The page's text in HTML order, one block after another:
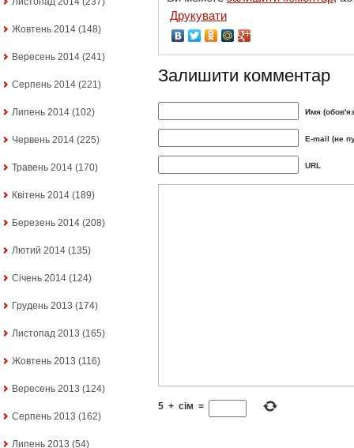
Жовтень 2014 (148)
Вересень 2014 (241)
Серпень 2014 (221)
Липень 2014 (102)
Червень 2014 (225)
Травень 2014 (170)
Квітень 2014 (189)
Березень 2014 (208)
Лютий 2014 (135)
Січень 2014 (124)
Грудень 2013 (174)
Листопад 2013 (165)
Жовтень 2013 (116)
Вересень 2013 (124)
Серпень 2013 (162)
Липень 2013 (54)
Друкувати
Залишити комментар
Имя
E-mail (не
URL
5 + сім =